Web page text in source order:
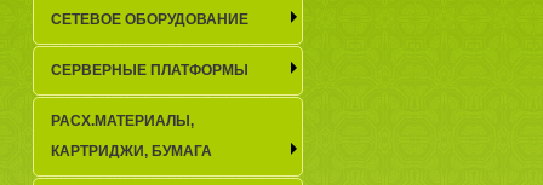
СЕТЕВОЕ ОБОРУДОВАНИЕ
СЕРВЕРНЫЕ ПЛАТФОРМЫ
РАСХ.МАТЕРИАЛЫ,
КАРТРИДЖИ, БУМАГА